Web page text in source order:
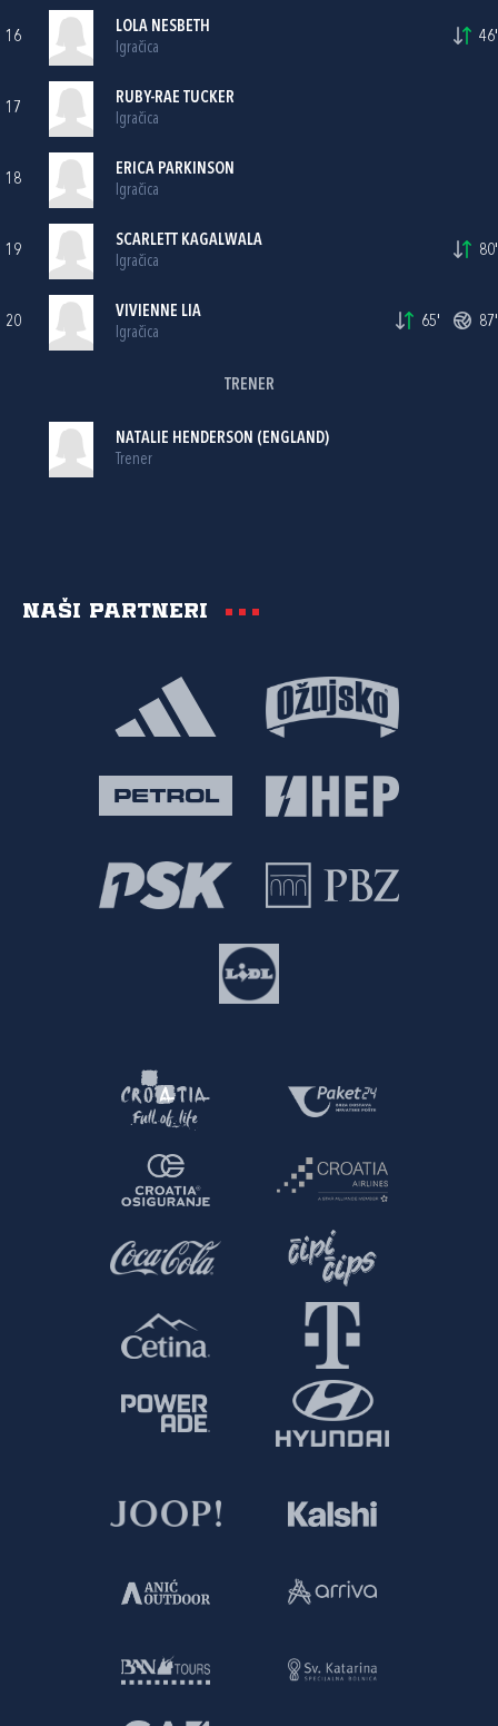
16
LOLA NESBETH
Igračica
46'
17
RUBY-RAE TUCKER
Igračica
18
ERICA PARKINSON
Igračica
19
SCARLETT KAGALWALA
Igračica
80'
20
VIVIENNE LIA
Igračica
65' 87'
TRENER
NATALIE HENDERSON (ENGLAND)
Trener
Naši partneri